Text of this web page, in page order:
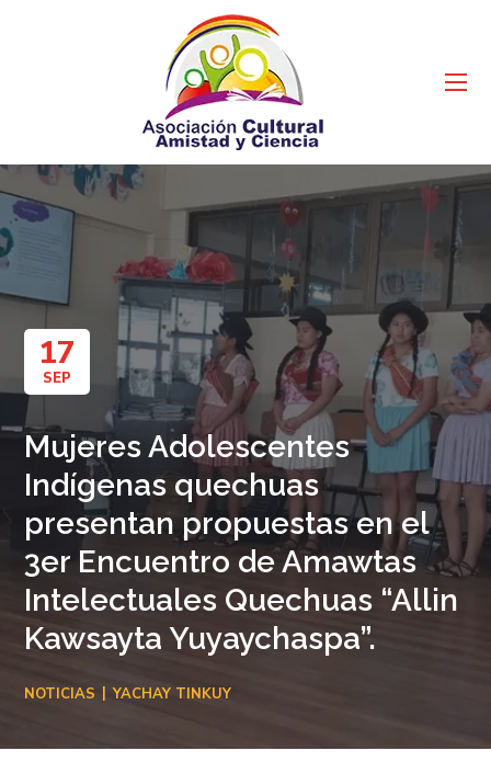
17
SEP
Mujeres Adolescentes
Indígenas quechuas
presentan propuestas en el
3er Encuentro de Amawtas
Intelectuales Quechuas “Allin
Kawsayta Yuyaychaspa”.
NOTICIAS YACHAY TINKUY